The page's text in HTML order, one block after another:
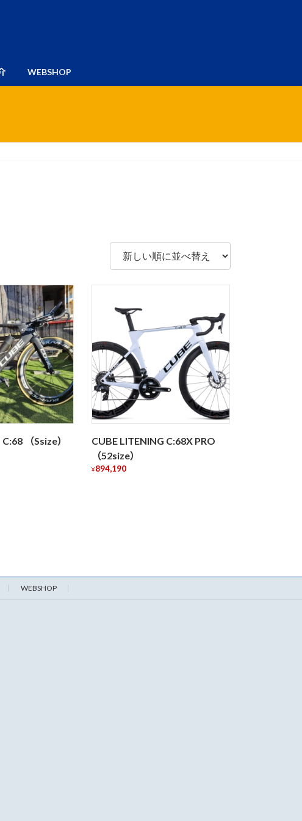
WEBSHOP
（Ssize）
CUBE LITENING C:68X PRO
（52size）
¥ 894,190
WEBSHOP